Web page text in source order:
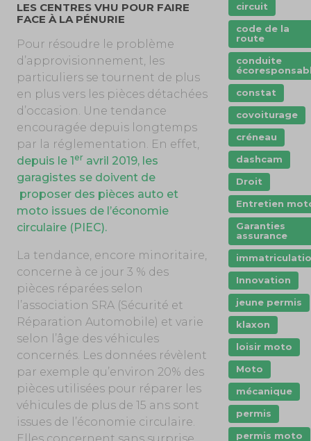
LES CENTRES VHU POUR FAIRE
FACE À LA PÉNURIE
Pour résoudre le problème
d’approvisionnement, les
particuliers se tournent de plus
en plus vers les pièces détachées
d’occasion. Une tendance
encouragée depuis longtemps
par la réglementation. En effet,
depuis le 1 er avril 2019, les
garagistes se doivent de
proposer des pièces auto et
moto issues de l’économie
circulaire (PIEC).
La tendance, encore minoritaire,
concerne à ce jour 3 % des
pièces réparées selon
l’association SRA (Sécurité et
Réparation Automobile) et varie
selon l’âge des véhicules
concernés. Les données révèlent
par exemple qu’environ 20% des
pièces utilisées pour réparer les
véhicules de plus de 15 ans sont
issues de l’économie circulaire.
circuit
code de la
route
conduite
constat
covoiturage
créneau
dashcam
Droit
Entretien
Garanties
assurance
Innovation
jeune permis
klaxon
loisir moto
Moto
mécanique
permis
permis moto